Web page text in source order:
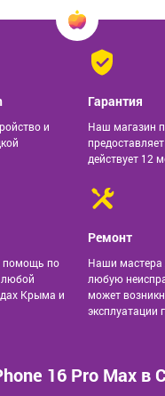
и
Гарантия
Наш магазин
действует 12
помощь по
любой
Крыма и
Ремонт
Наши мастера
любую
может
эксплуатации
16 Pro Max в